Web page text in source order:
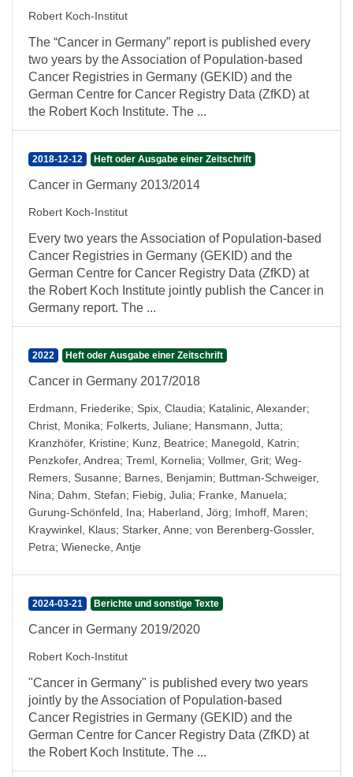
Robert Koch-Institut
The “Cancer in Germany” report is published every
two years by the Association of Population-based
Cancer Registries in Germany (GEKID) and the
German Centre for Cancer Registry Data (ZfKD) at
the Robert Koch Institute. The ...
2018-12-12 Heft oder Ausgabe einer Zeitschrift
Cancer in Germany 2013/2014
Robert Koch-Institut
Every two years the Association of Population-based
Cancer Registries in Germany (GEKID) and the
German Centre for Cancer Registry Data (ZfKD) at
the Robert Koch Institute jointly publish the Cancer in
Germany report. The ...
2022 Heft oder Ausgabe einer Zeitschrift
Cancer in Germany 2017/2018
Erdmann, Friederike; Spix, Claudia; Katalinic, Alexander;
Christ, Monika; Folkerts, Juliane; Hansmann, Jutta;
Kranzhöfer, Kristine; Kunz, Beatrice; Manegold, Katrin;
Penzkofer, Andrea; Treml, Kornelia; Vollmer, Grit; Weg-
Remers, Susanne; Barnes, Benjamin; Buttman-Schweiger,
Nina; Dahm, Stefan; Fiebig, Julia; Franke, Manuela;
Gurung-Schönfeld, Ina; Haberland, Jörg; Imhoff, Maren;
Kraywinkel, Klaus; Starker, Anne; von Berenberg-Gossler,
Petra; Wienecke, Antje
2024-03-21 Berichte und sonstige Texte
Cancer in Germany 2019/2020
Robert Koch-Institut
"Cancer in Germany" is published every two years
jointly by the Association of Population-based
Cancer Registries in Germany (GEKID) and the
German Centre for Cancer Registry Data (ZfKD) at
the Robert Koch Institute. The ...